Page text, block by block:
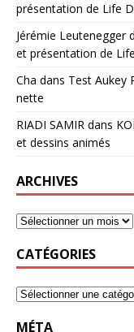
présentation de Life
Jérémie Leutenegger
et présentation de
Cha dans Test Aukey
nette
RIADI SAMIR dans
et dessins animés
ARCHIVES
CATÉGORIES
MÉTA